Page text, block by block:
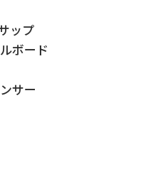
ップ
ボード
サー